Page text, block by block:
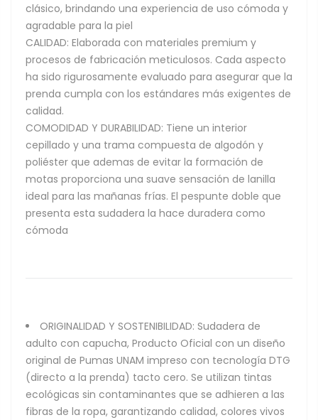
clásico, brindando una experiencia de uso cómoda y
agradable para la piel
CALIDAD: Elaborada con materiales premium y
procesos de fabricación meticulosos. Cada aspecto
ha sido rigurosamente evaluado para asegurar que la
prenda cumpla con los estándares más exigentes de
calidad.
COMODIDAD Y DURABILIDAD: Tiene un interior
cepillado y una trama compuesta de algodón y
poliéster que ademas de evitar la formación de
motas proporciona una suave sensación de lanilla
ideal para las mañanas frías. El pespunte doble que
presenta esta sudadera la hace duradera como
cómoda
ORIGINALIDAD Y SOSTENIBILIDAD: Sudadera de
adulto con capucha, Producto Oficial con un diseño
original de Pumas UNAM impreso con tecnología DTG
(directo a la prenda) tacto cero. Se utilizan tintas
ecológicas sin contaminantes que se adhieren a las
fibras de la ropa, garantizando calidad, colores vivos